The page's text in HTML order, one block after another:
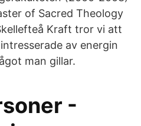
of Sacred Theology
Kraft tror vi att
av energin
man gillar.
-